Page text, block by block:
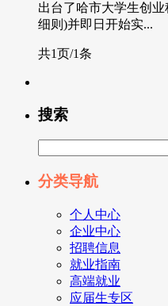
出台了哈市大学生创
细则)并即日开始实...
共1页/1条
搜索
分类导航
个人中心
企业中心
招聘信息
就业指南
高端就业
应届生专区